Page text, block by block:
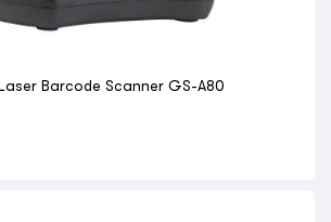
Barcode Scanner GS-A80